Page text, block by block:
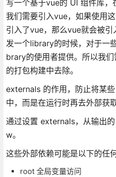
写一个基于vue的 UI 组件库，
我们需要引入vue，如果使用
引入了vue，那么vue就会被
发一个library的时候，对于一
brary的使用者提供。所以我
的打包构建中去除。
externals 的作用，防止将某
中，而是在运行时再去外部获
通过设置 externals，从输出
w。
这些外部依赖可能是以下的任
root 全局变量访问